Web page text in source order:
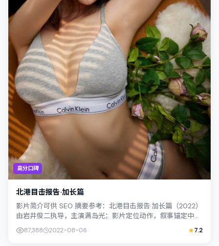
高分口碑
北港目击报告·加长篇
影片简介可供 SEO 摘要参考：北港目击报告·加长篇（2022）
由岩井俊二执导，主演满岛光；影片定位动作，叙事锚定中国
香港的社会议题与个体命运，...
87,388 2022-08-06 7.2